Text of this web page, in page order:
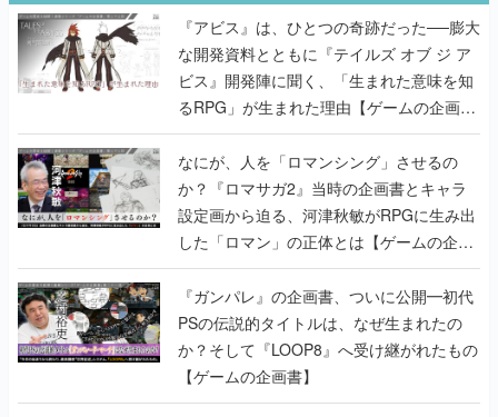
『アビス』は、ひとつの奇跡だった──膨大
な開発資料とともに『テイルズ オブ ジ ア
ビス』開発陣に聞く、「生まれた意味を知
るRPG」が生まれた理由【ゲームの企画
書】
なにが、人を「ロマンシング」させるの
か？『ロマサガ2』当時の企画書とキャラ
設定画から迫る、河津秋敏がRPGに生み出
した「ロマン」の正体とは【ゲームの企画
書】
『ガンパレ』の企画書、ついに公開━初代
PSの伝説的タイトルは、なぜ生まれたの
か？そして『LOOP8』へ受け継がれたもの
【ゲームの企画書】